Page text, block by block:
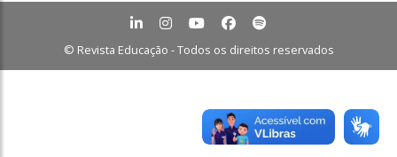
© Revista Educação - Todos os direitos reservados